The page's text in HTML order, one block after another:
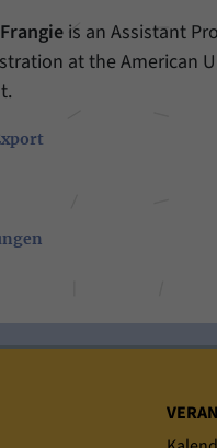
is an Assistant
at the American